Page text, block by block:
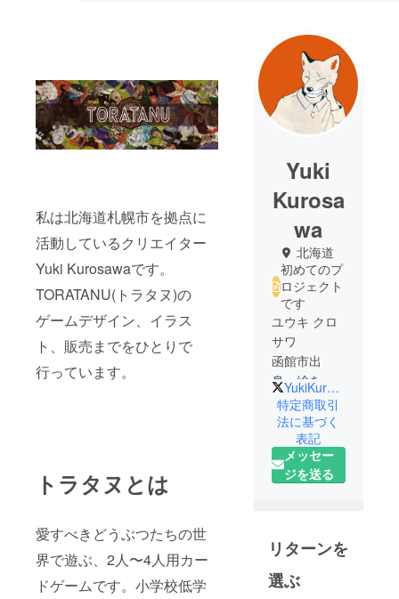
私は北海道札幌市を拠点に
活動しているクリエイター
Yuki Kurosawaです。
TORATANU(トラタヌ)の
ゲームデザイン、イラス
ト、販売までをひとりで
行っています。
トラタヌとは
愛すべきどうぶつたちの世
界で遊ぶ、2人〜4人用カー
ドゲームです。小学校低学
Yuki
Kurosa
wa
北海道
初めてのプ
ロジェクト
です
ユウキ クロ
サワ
函館市出
身。絵を描
いたりモノ
づくりをし
たりしてい
ます。
創造こそ、
YukiKurosawa_
特定商取引
法に基づく
表記
メッセー
ジを送る
リターンを
選ぶ